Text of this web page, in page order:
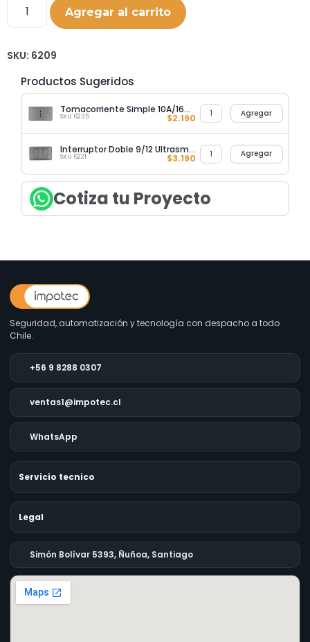
Agregar al carrito
SKU: 6209
Productos Sugeridos
Tomacorriente Simple 10A/16A Ultrasmart Grey
SKU 6235 $2.190 Agregar
Interruptor Doble 9/12 Ultrasmart Grey
SKU 6221 $3.190 Agregar
Cotiza tu Proyecto
Seguridad, automatización y tecnología con despacho a todo
Chile.
+56 9 8288 0307
ventas1@impotec.cl
WhatsApp
Servicio tecnico
Legal
Simón Bolívar 5393, Ñuñoa, Santiago